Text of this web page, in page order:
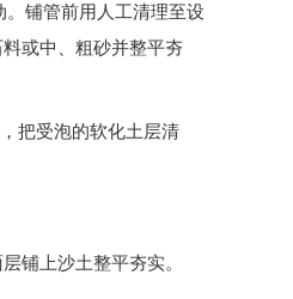
铺管前用人工清理至设
或中、粗砂并整平夯
把受泡的软化土层清
铺上沙土整平夯实。